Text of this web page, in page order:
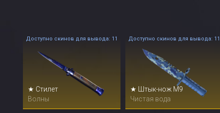
★ Стилет
Волны
Доступно скинов для вывода: 11
★ Штык-нож M9
Чистая вода
Доступно скинов для вывода: 11